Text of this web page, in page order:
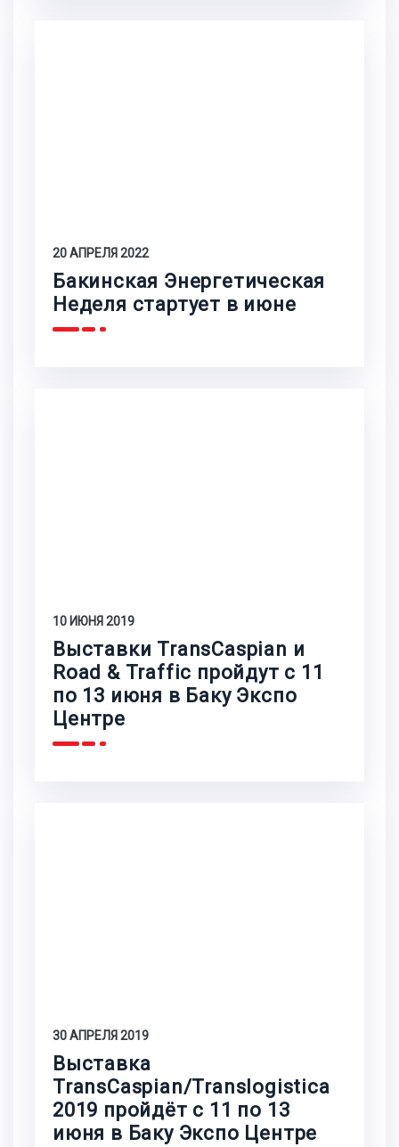
20 АПРЕЛЯ 2022
Бакинская Энергетическая
Неделя стартует в июне
10 ИЮНЯ 2019
Выставки TransCaspian и
Road & Traffic пройдут с 11
по 13 июня в Баку Экспо
Центре
30 АПРЕЛЯ 2019
Выставка
TransCaspian/Translogistica
2019 пройдёт с 11 по 13
июня в Баку Экспо Центре